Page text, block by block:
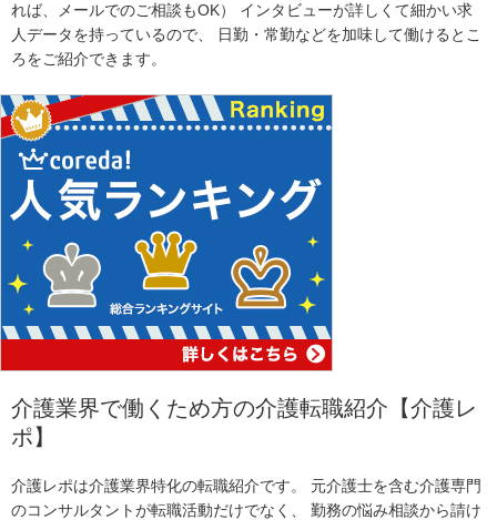
れば、メールでのご相談もOK） インタビューが詳しくて細かい求
人データを持っているので、 日勤・常勤などを加味して働けるとこ
ろをご紹介できます。
介護業界で働くため方の介護転職紹介【介護レ
ポ】
介護レポは介護業界特化の転職紹介です。 元介護士を含む介護専門
のコンサルタントが転職活動だけでなく、 勤務の悩み相談から請け